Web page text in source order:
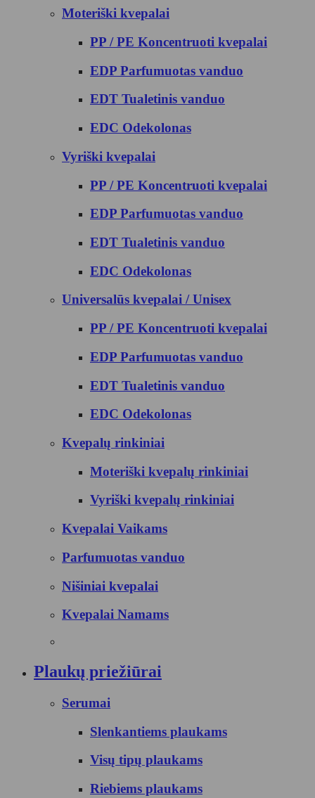
Moteriški kvepalai
PP / PE Koncentruoti kvepalai
EDP Parfumuotas vanduo
EDT Tualetinis vanduo
EDC Odekolonas
Vyriški kvepalai
PP / PE Koncentruoti kvepalai
EDP Parfumuotas vanduo
EDT Tualetinis vanduo
EDC Odekolonas
Universalūs kvepalai / Unisex
PP / PE Koncentruoti kvepalai
EDP Parfumuotas vanduo
EDT Tualetinis vanduo
EDC Odekolonas
Kvepalų rinkiniai
Moteriški kvepalų rinkiniai
Vyriški kvepalų rinkiniai
Kvepalai Vaikams
Parfumuotas vanduo
Nišiniai kvepalai
Kvepalai Namams
Plaukų priežiūrai
Serumai
Slenkantiems plaukams
Visų tipų plaukams
Riebiems plaukams